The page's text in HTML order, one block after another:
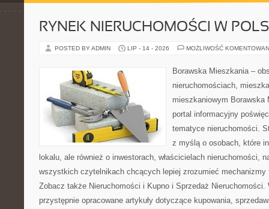
RYNEK NIERUCHOMOŚCI W
POSTED BY ADMIN LIP - 14 - 2026 MOŻLIWOŚĆ
Borawska Mieszkania –
nieruchomościach,
mieszkaniowym Borawska
portal informacyjny
tematyce nieruchomości.
z myślą o osobach, które
lokalu, ale również o inwestorach, właścicielach nieruchomości,
wszystkich czytelnikach chcących lepiej zrozumieć mechanizmy
Zobacz także Nieruchomości i Kupno i Sprzedaż
przystępnie opracowane artykuły dotyczące kupowania,